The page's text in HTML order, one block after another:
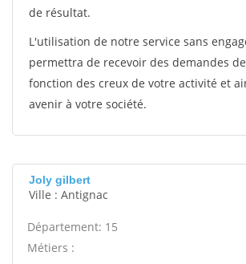
de résultat.
L'utilisation de notre service sans
permettra de recevoir des demandes
fonction des creux de votre activité et
avenir à votre société.
Joly gilbert
Ville : Antignac
Département: 15
Métiers :